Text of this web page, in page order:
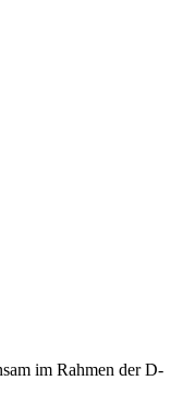
im Rahmen der D-